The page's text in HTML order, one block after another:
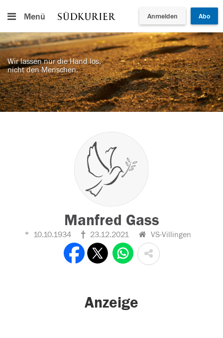
Menü Anmelden Abo
Wir lassen nur die Hand los,
nicht den Menschen.
Manfred Gass
10.10.1934 23.12.2021 VS-Villingen
Anzeige